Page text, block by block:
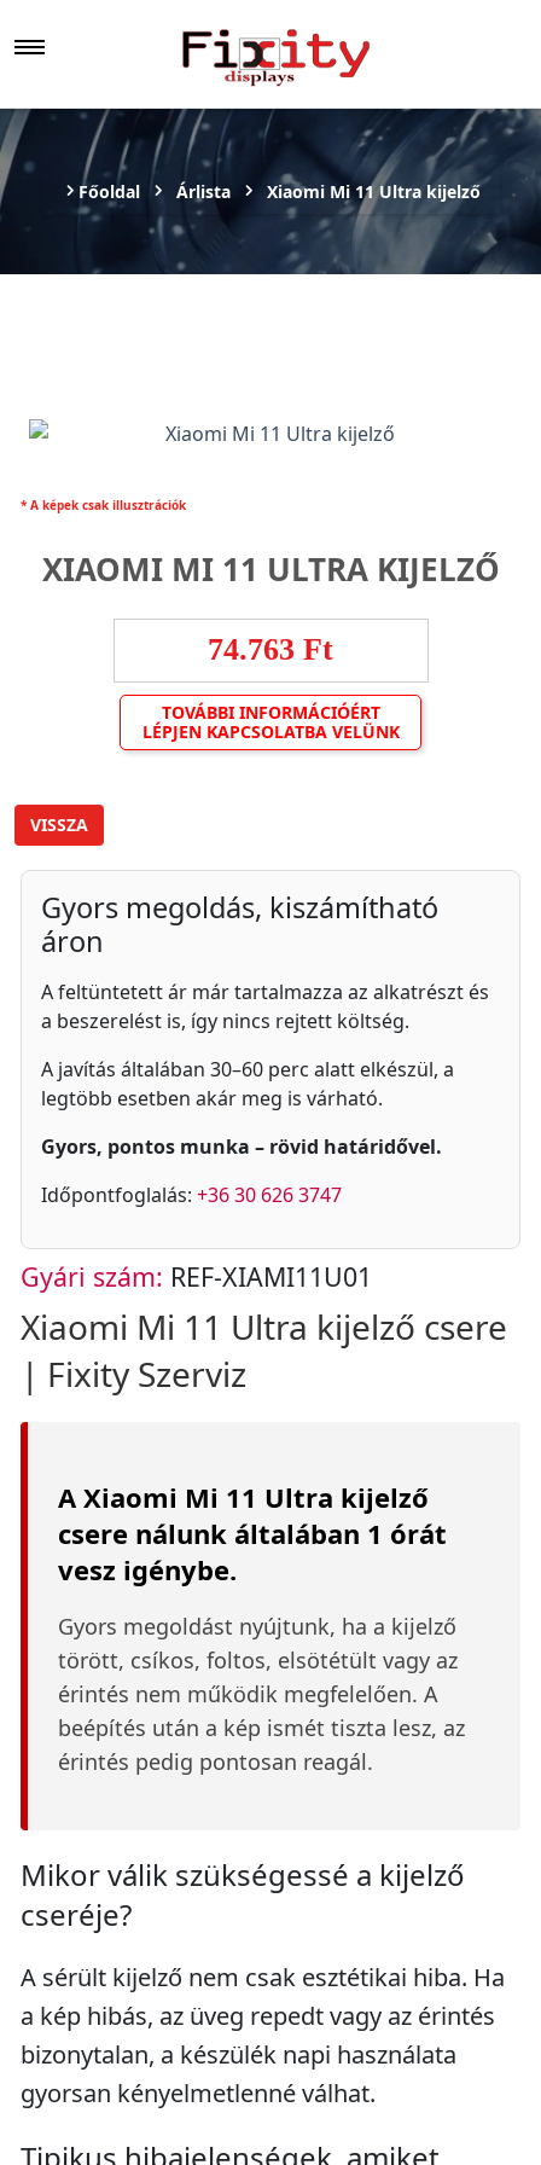
Főoldal Árlista Xiaomi Mi 11 Ultra kijelző
* A képek csak illusztrációk
XIAOMI MI 11 ULTRA KIJELZŐ
74.763 Ft
TOVÁBBI INFORMÁCIÓÉRT
LÉPJEN KAPCSOLATBA VELÜNK
VISSZA
Gyors megoldás, kiszámítható
áron
A feltüntetett ár már tartalmazza az alkatrészt és
a beszerelést is, így nincs rejtett költség.
A javítás általában 30–60 perc alatt elkészül, a
legtöbb esetben akár meg is várható.
Gyors, pontos munka – rövid határidővel.
Időpontfoglalás: +36 30 626 3747
Gyári szám: REF-XIAMI11U01
Xiaomi Mi 11 Ultra kijelző csere
| Fixity Szerviz
A Xiaomi Mi 11 Ultra kijelző
csere nálunk általában 1 órát
vesz igénybe.
Gyors megoldást nyújtunk, ha a kijelző
törött, csíkos, foltos, elsötétült vagy az
érintés nem működik megfelelően. A
beépítés után a kép ismét tiszta lesz, az
érintés pedig pontosan reagál.
Mikor válik szükségessé a kijelző
cseréje?
A sérült kijelző nem csak esztétikai hiba. Ha
a kép hibás, az üveg repedt vagy az érintés
bizonytalan, a készülék napi használata
gyorsan kényelmetlenné válhat.